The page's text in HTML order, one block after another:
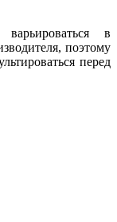
в
поэтому
перед